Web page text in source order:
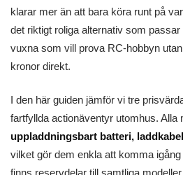
klarar mer än att bara köra runt på
det riktigt roliga alternativ som
vuxna som vill prova RC-hobbyn
kronor direkt.
I den här guiden jämför vi tre
fartfyllda actionäventyr utomhus. Alla
uppladdningsbart batteri,
vilket gör dem enkla att komma
finns reservdelar till samtliga